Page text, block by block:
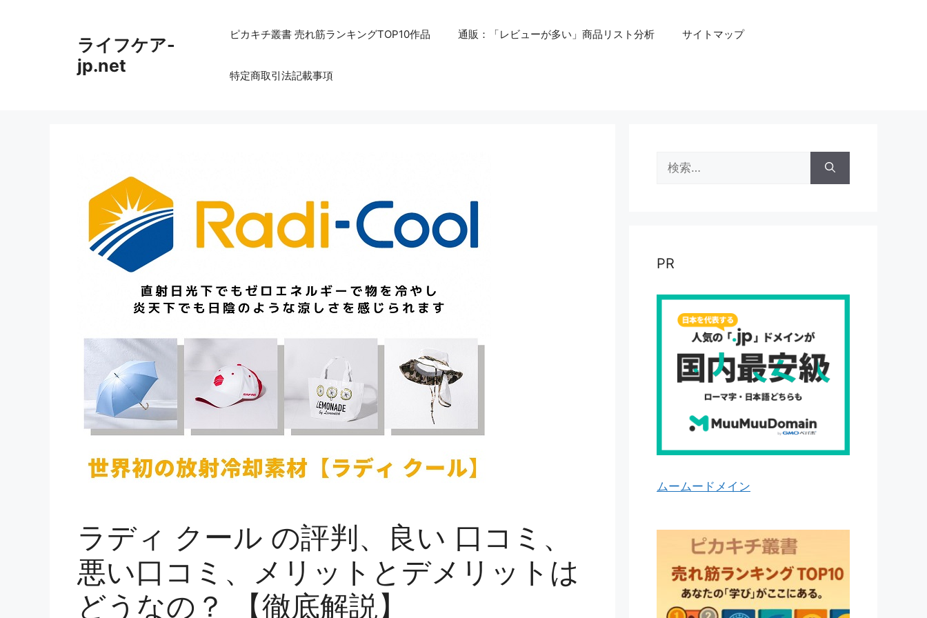
ライフケア-
jp.net
ピカキチ叢書 売れ筋ランキングTOP10作品 通販：「レビューが多い」商品リスト分析 サイトマップ
特定商取引法記載事項
ラディ クール の評判、良い 口コミ、
悪い口コミ、メリットとデメリットは
どうなの？ 【徹底解説】
索:
PR
ムームードメイン